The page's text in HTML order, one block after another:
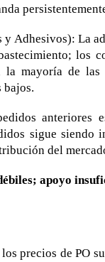
y Adhesivos): La
los
mayoría de las
bajos.
anteriores
sigue siendo
del
apoyo
precios de PO